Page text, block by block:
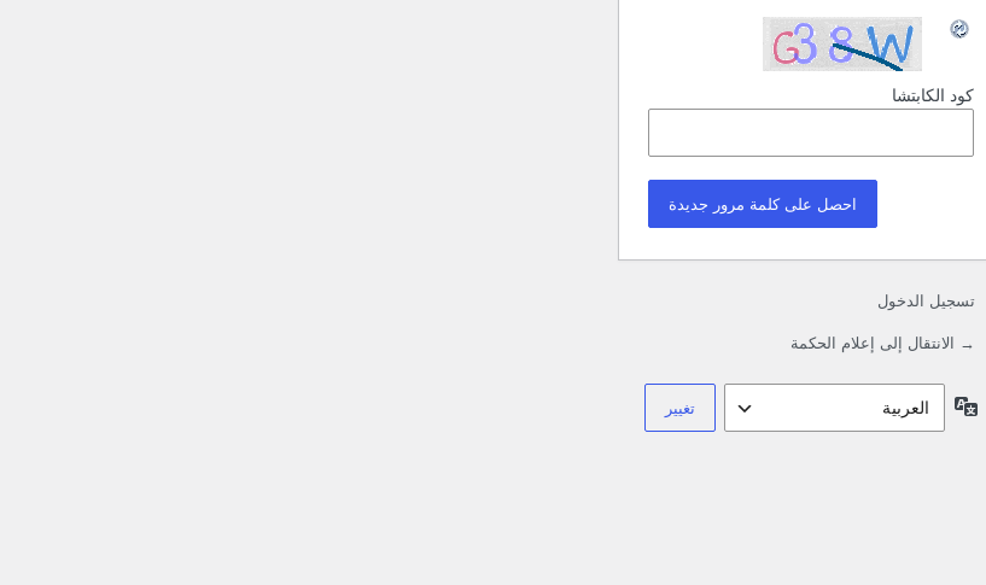
كود الكابتشا
تسجيل الدخول
→ الانتقال إلى إعلام الحكمة
اللغة